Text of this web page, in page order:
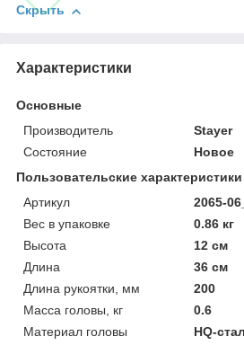
Скрыть
Характеристики
Основные
Производитель
Stayer
Состояние
Новое
Пользовательские характеристики
Артикул
2065-
Вес в упаковке
0.86 кг
Высота
12 см
Длина
36 см
Длина рукоятки, мм
200
Масса головы, кг
0.6
Материал головы
HQ-